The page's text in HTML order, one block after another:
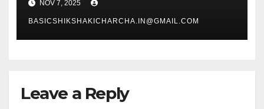
NOV 7, 2025
BASICSHIKSHAKICHARCHA.IN@GMAIL.COM
Leave a Reply